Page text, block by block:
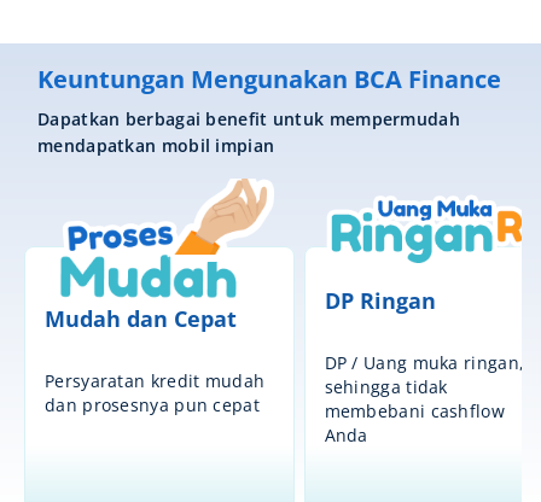
Keuntungan Mengunakan BCA Finance
Dapatkan berbagai benefit untuk mempermudah
mendapatkan mobil impian
Mudah dan Cepat
Persyaratan kredit mudah
dan prosesnya pun cepat
DP Ringan
DP / Uang muka ringan,
sehingga tidak
membebani cashflow
Anda